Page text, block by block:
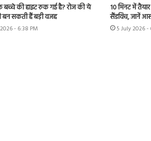
की हाइट रुक गई है? रोज की ये
बन सकती हैं बड़ी वजह
- 6:38 PM
10 मिनट में तैयार
सैंडविच, जानें
5 July 2026 -